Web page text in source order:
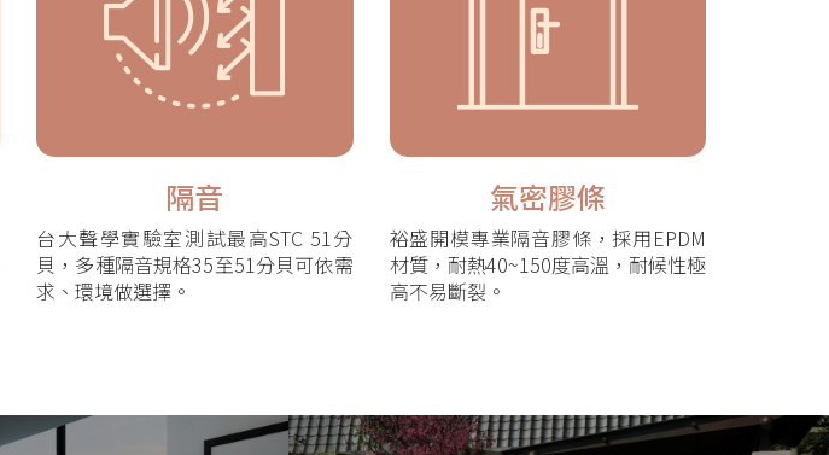
隔音
台大聲學實驗室測試最高STC 51分
貝，多種隔音規格35至51分貝可依需
求、環境做選擇。
氣密膠條
裕盛開模專業隔音膠條，採用EPDM
材質，耐熱40~150度高溫，耐候性極
高不易斷裂。